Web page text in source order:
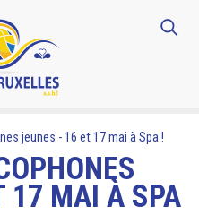
jeunes - 16 et 17 mai à Spa !
17 MAI À SPA